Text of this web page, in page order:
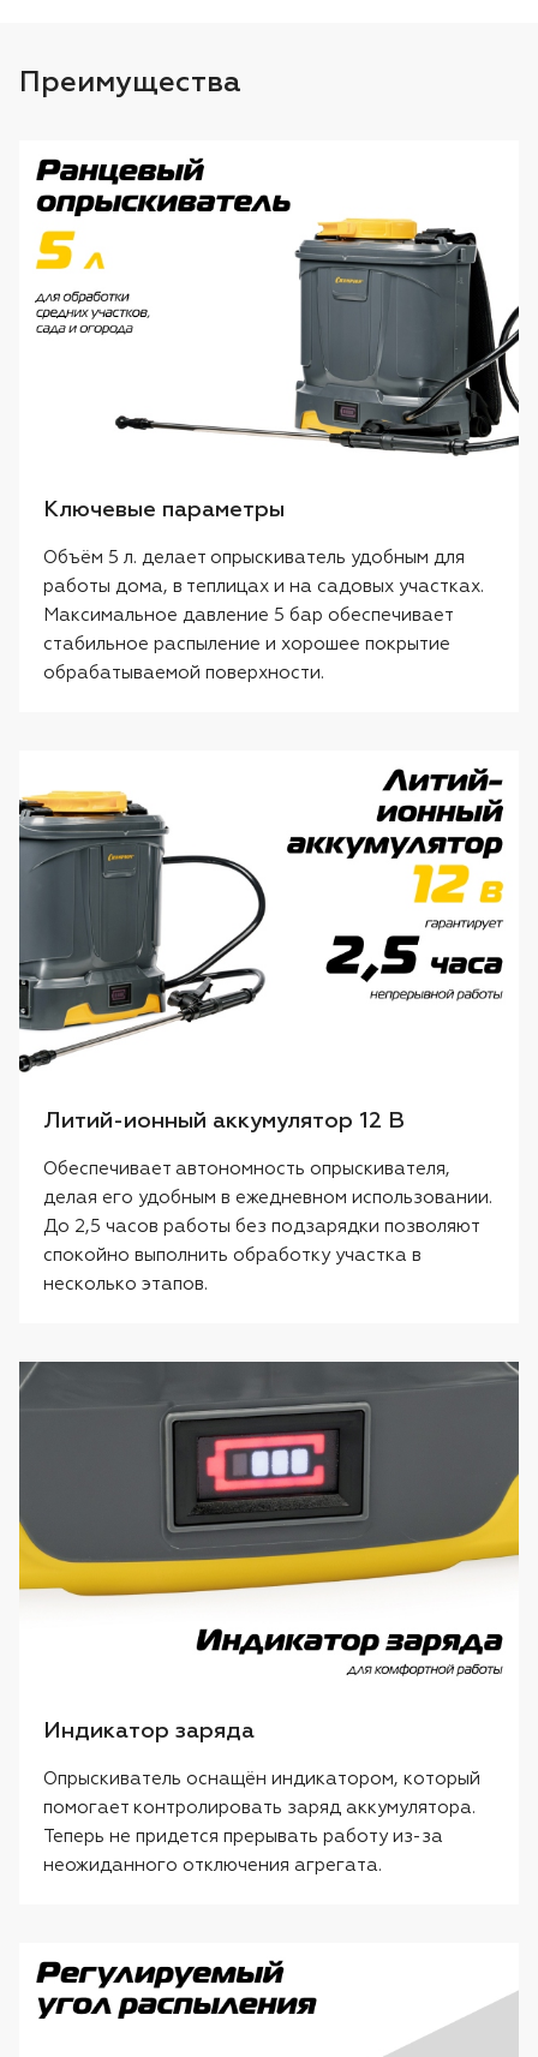
Преимущества
Ключевые параметры
Объём 5 л. делает опрыскиватель удобным для
работы дома, в теплицах и на садовых участках.
Максимальное давление 5 бар обеспечивает
стабильное распыление и хорошее покрытие
обрабатываемой поверхности.
Литий-ионный аккумулятор 12 В
Обеспечивает автономность опрыскивателя,
делая его удобным в ежедневном использовании.
До 2,5 часов работы без подзарядки позволяют
спокойно выполнить обработку участка в
несколько этапов.
Индикатор заряда
Опрыскиватель оснащён индикатором, который
помогает контролировать заряд аккумулятора.
Теперь не придется прерывать работу из-за
неожиданного отключения агрегата.